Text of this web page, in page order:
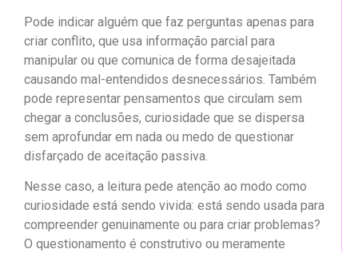
Pode indicar alguém que faz perguntas apenas para
criar conflito, que usa informação parcial para
manipular ou que comunica de forma desajeitada
causando mal-entendidos desnecessários. Também
pode representar pensamentos que circulam sem
chegar a conclusões, curiosidade que se dispersa
sem aprofundar em nada ou medo de questionar
disfarçado de aceitação passiva.
Nesse caso, a leitura pede atenção ao modo como
curiosidade está sendo vivida: está sendo usada para
compreender genuinamente ou para criar problemas?
O questionamento é construtivo ou meramente